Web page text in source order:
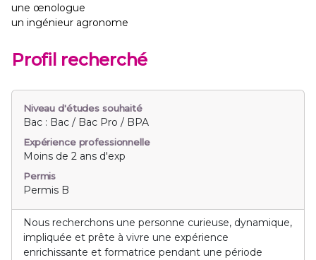
une œnologue
un ingénieur agronome
Profil recherché
Niveau d'études souhaité
Bac : Bac / Bac Pro / BPA
Expérience professionnelle
Moins de 2 ans d'exp
Permis
Permis B
Nous recherchons une personne curieuse, dynamique,
impliquée et prête à vivre une expérience
enrichissante et formatrice pendant une période